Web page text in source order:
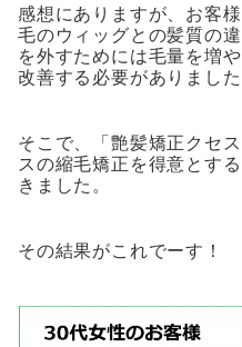
感想にありますが、お客
毛のウィッグとの髪質の
を外すためには毛量を増
改善する必要がありました
そこで、「艶髪矯正クセ
スの縮毛矯正を得意とす
きました。
その結果がこれでーす！